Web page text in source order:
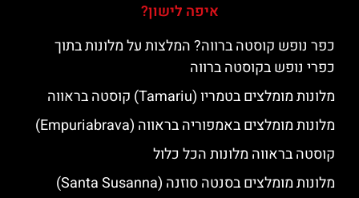
איפה לישון?
כפר נופש קוסטה ברווה? המלצות על מלונות בתוך
כפרי נופש בקוסטה ברווה
מלונות מומלצים בטמריו (Tamariu) קוסטה בראווה
מלונות מומלצים באמפוריה בראווה (Empuriabrava)
קוסטה בראווה מלונות הכל כלול
מלונות מומלצים בסנטה סוזנה (Santa Susanna)